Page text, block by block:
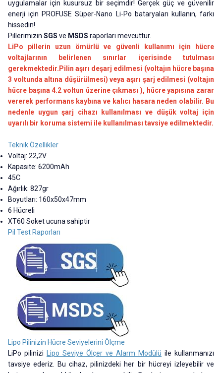
uygulamalar için kusursuz bir seçimdir! Gerçek güç ve güvenilir
enerji için PROFUSE Süper-Nano Li-Po bataryaları kullanın, farkı
hissedin!
Pillerimizin SGS ve MSDS raporları mevcuttur.
LiPo pillerin uzun ömürlü ve güvenli kullanımı için hücre
voltajlarının belirlenen sınırlar içerisinde tutulması
gerekmektedir.Pilin aşırı deşarj edilmesi (voltajın hücre başına
3 voltunda altına düşürülmesi) veya aşırı şarj edilmesi (voltajın
hücre başına 4.2 voltun üzerine çıkması ), hücre yapısına zarar
vererek performans kaybına ve kalıcı hasara neden olabilir. Bu
nedenle uygun şarj cihazı kullanılması ve düşük voltaj için
uyarılı bir koruma sistemi ile kullanılması tavsiye edilmektedir.
Teknik Özellikler
Voltaj: 22,2V
Kapasite: 6200mAh
45C
Ağırlık: 827gr
Boyutları: 160x50x47mm
6 Hücreli
XT60 Soket ucuna sahiptir
Pil Test Raporları
Lipo Pilinizin Hücre Seviyelerini Ölçme
LiPo pilinizi
Lipo Seviye Ölçer ve Alarm Modülü ile kullanmanızı
tavsiye ederiz. Bu cihaz, pilinizdeki her bir hücreyi izleyebilir ve